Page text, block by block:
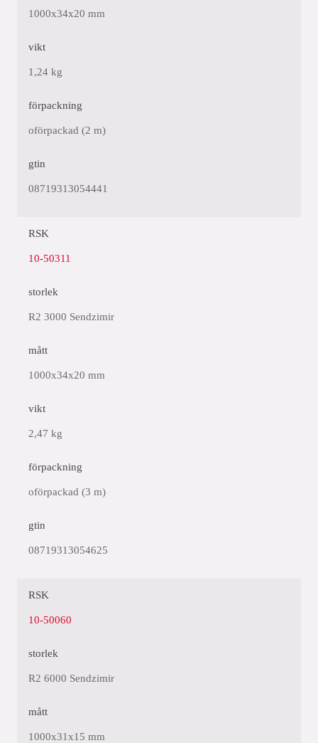
1000x34x20 mm
vikt
1,24 kg
förpackning
oförpackad (2 m)
gtin
08719313054441
RSK
10-50311
storlek
R2 3000 Sendzimir
mått
1000x34x20 mm
vikt
2,47 kg
förpackning
oförpackad (3 m)
gtin
08719313054625
RSK
10-50060
storlek
R2 6000 Sendzimir
mått
1000x31x15 mm